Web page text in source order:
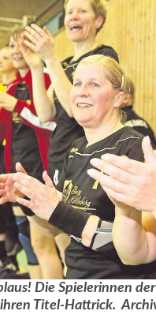
Die Spielerinnen
Titel-Hattrick.